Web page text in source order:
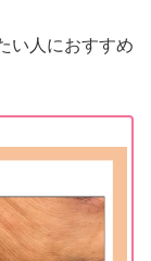
い人におすすめ